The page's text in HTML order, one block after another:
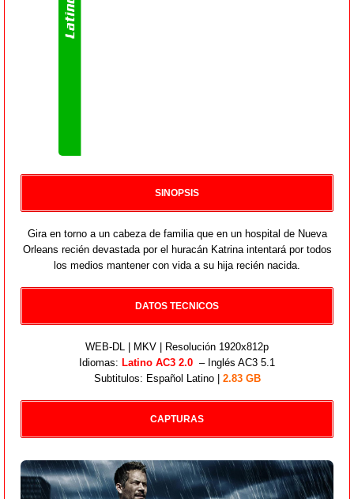
SINOPSIS
Gira en torno a un cabeza de familia que en un hospital de Nueva
Orleans recién devastada por el huracán Katrina intentará por todos
los medios mantener con vida a su hija recién nacida.
DATOS TECNICOS
WEB-DL | MKV | Resolución 1920x812p
Idiomas: Latino AC3 2.0 – Inglés AC3 5.1
Subtitulos: Español Latino | 2.83 GB
CAPTURAS